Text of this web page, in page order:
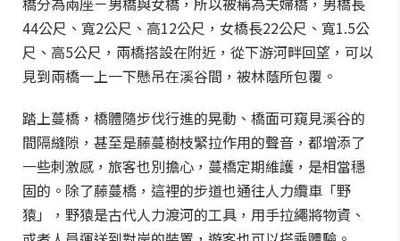
44公尺、寬2公尺、高12公尺，女橋長22公尺、寬1.5公
尺、高5公尺，兩橋搭設在附近，從下游河畔回望，可以
見到兩橋一上一下懸吊在溪谷間，被林蔭所包覆。
踏上蔓橋，橋體隨步伐行進的晃動、橋面可窺見溪谷的
間隔縫隙，甚至是藤蔓樹枝緊拉作用的聲音，都增添了
一些刺激感，旅客也別擔心，蔓橋定期維護，是相當穩
固的。除了藤蔓橋，這裡的步道也通往人力纜車「野
猿」，野猿是古代人力渡河的工具，用手拉繩將物資、